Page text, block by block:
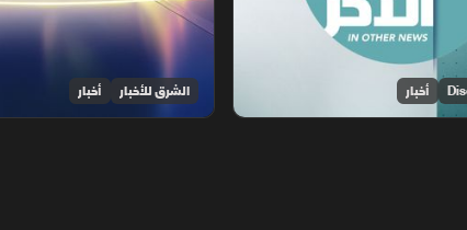
أخبار الشرق للأخبار أخبار